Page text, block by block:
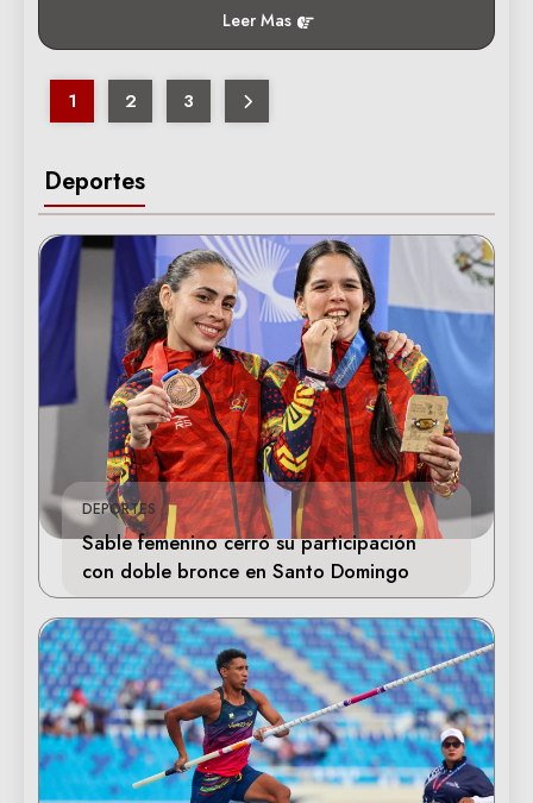
Deportes
DEPORTES
Sable femenino cerró su participación
con doble bronce en Santo Domingo
Leer Mas
1 2 3